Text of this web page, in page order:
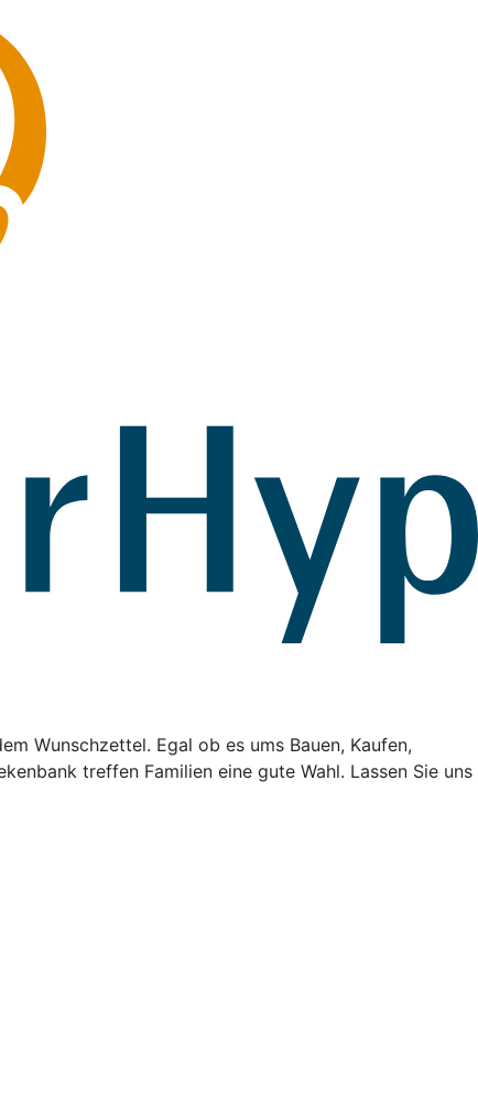
Wunschzettel. Egal ob es ums Bauen, Kaufen,
treffen Familien eine gute Wahl. Lassen Sie uns